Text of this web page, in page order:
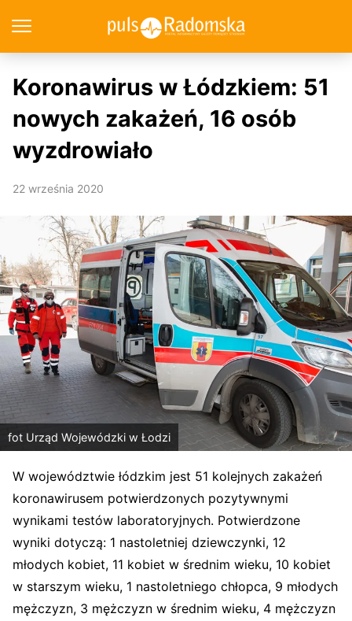
Koronawirus w Łódzkiem: 51
nowych zakażeń, 16 osób
wyzdrowiało
22 września 2020
fot Urząd Wojewódzki w Łodzi
W województwie łódzkim jest 51 kolejnych zakażeń
koronawirusem potwierdzonych pozytywnymi
wynikami testów laboratoryjnych. Potwierdzone
wyniki dotyczą: 1 nastoletniej dziewczynki, 12
młodych kobiet, 11 kobiet w średnim wieku, 10 kobiet
w starszym wieku, 1 nastoletniego chłopca, 9 młodych
mężczyzn, 3 mężczyzn w średnim wieku, 4 mężczyzn